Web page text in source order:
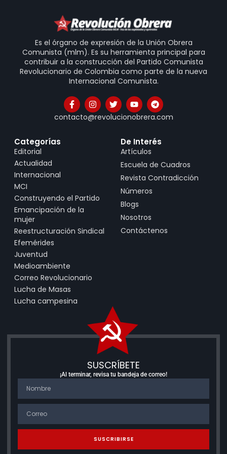
Es el órgano de expresión de la Unión Obrera
Comunista (mlm). Es su herramienta principal para
contribuir a la construcción del Partido Comunista
Revolucionario de Colombia como parte de la nueva
Internacional Comunista.
contacto@revolucionobrera.com
Categorías
Editorial
Actualidad
Internacional
MCI
Construyendo el Partido
Emancipación de la
mujer
Reestructuración Sindical
Efemérides
Juventud
Medioambiente
Correo Revolucionario
Lucha de Masas
Lucha campesina
De Interés
Artículos
Escuela de Cuadros
Revista Contradicción
Números
Blogs
Nosotros
Contáctenos
SUSCRÍBETE
¡Al terminar, revisa tu bandeja de correo!
SUSCRIBIRSE